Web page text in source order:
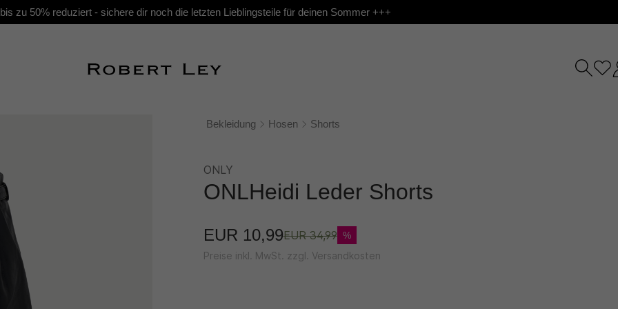
zu 50% reduziert - sichere dir noch die letzten Lieblingsteile für deinen Sommer +++
Bekleidung Hosen Shorts
ONLY
ONLHeidi Leder Shorts
EUR 10,99EUR 34,99 %
Preise inkl. MwSt. zzgl. Versandkosten